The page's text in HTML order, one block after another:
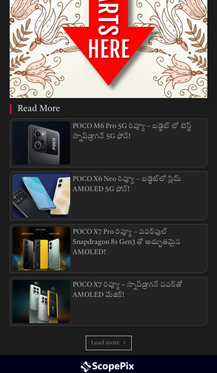
Read More
POCO M6 Pro 5G రివ్యూ – బడ్జెట్ లో బెస్ట్
స్నాప్‌డ్రాగన్ 5G ఫోన్!
POCO X6 Neo రివ్యూ – బడ్జెట్‌లో స్లిమ్
AMOLED 5G ఫోన్!
POCO X7 Pro రివ్యూ – పవర్‌ఫుల్
Snapdragon 8s Gen3 తో అద్భుతమైన
AMOLED!
POCO X7 రివ్యూ – స్నాప్‌డ్రాగన్ పవర్‌తో
AMOLED మేజిక్!
Load more